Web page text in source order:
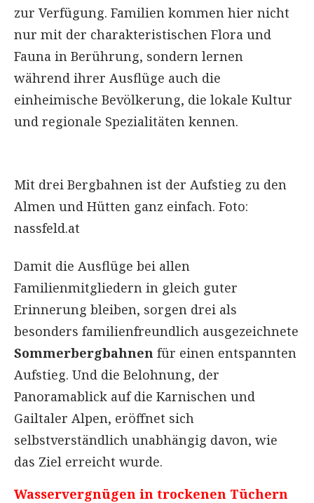
zur Verfügung. Familien kommen hier nicht
nur mit der charakteristischen Flora und
Fauna in Berührung, sondern lernen
während ihrer Ausflüge auch die
einheimische Bevölkerung, die lokale Kultur
und regionale Spezialitäten kennen.
Mit drei Bergbahnen ist der Aufstieg zu den
Almen und Hütten ganz einfach. Foto:
nassfeld.at
Damit die Ausflüge bei allen
Familienmitgliedern in gleich guter
Erinnerung bleiben, sorgen drei als
besonders familienfreundlich ausgezeichnete
Sommerbergbahnen für einen entspannten
Aufstieg. Und die Belohnung, der
Panoramablick auf die Karnischen und
Gailtaler Alpen, eröffnet sich
selbstverständlich unabhängig davon, wie
das Ziel erreicht wurde.
Wasservergnügen in trockenen Tüchern